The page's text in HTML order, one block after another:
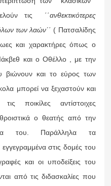
τις ΄΄ανθεκτικότερες
των λαών΄΄ ( Πατσαλίδης
και χαρακτήρες όπως ο
και ο Οθέλλο , με την
βιώνουν και το εύρος των
μπορεί να ξεχαστούν και
ποικίλες αντίστοιχες
ο θεατής από την
του. Παράλληλα τα
στις δομές του
και οι υποδείξεις του
από τις διδασκαλίες που